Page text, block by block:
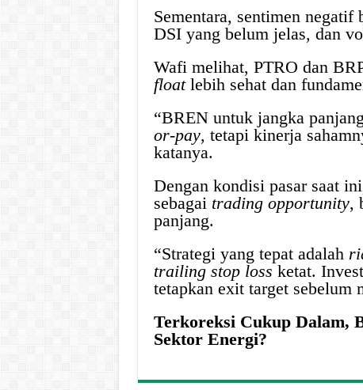
Sementara, sentimen
DSI yang belum jelas, dan
Wafi melihat, PTRO dan
floatlebih sehat dan
“BREN untuk jangka
or-pay, tetapi kinerja
katanya.
Dengan kondisi pasar saat
sebagaitrading opportunity,
panjang.
“Strategi yang tepat adalah
trailing stop loss ketat.
tetapkan exit target sebelum
Terkoreksi Cukup Dalam,
Sektor Energi?